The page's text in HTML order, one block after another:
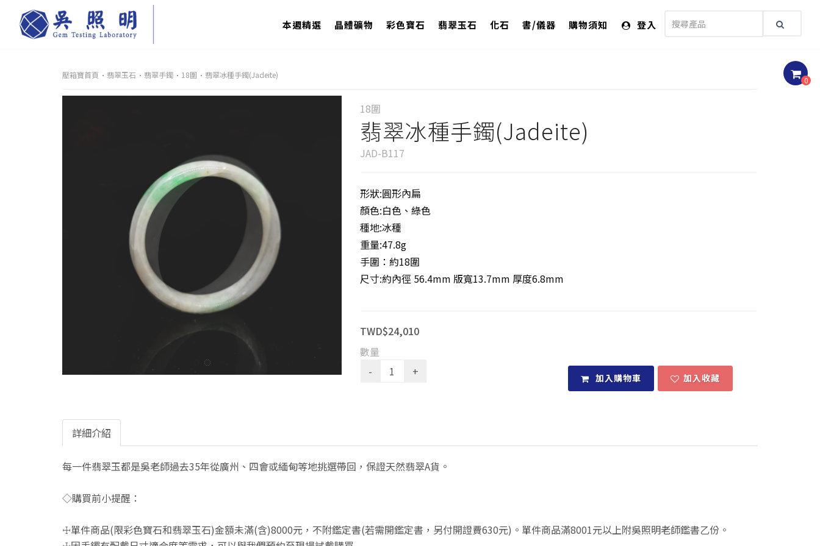
本週精選 晶體礦物 彩色寶石 翡翠玉石 化石 書/儀器 購物須知 登入
0
壓箱寶首頁 翡翠玉石 翡翠手鐲 18圍 翡翠冰種手鐲(Jadeite)
18圍
翡翠冰種手鐲(Jadeite)
JAD-B117
形狀:圓形內扁
顏色:白色、綠色
種地:冰種
重量:47.8g
手圍：約18圍
尺寸:約內徑 56.4mm 版寬13.7mm 厚度6.8mm
TWD$24,010
數量
加入購物車 加入收藏
詳細介紹
每一件翡翠玉都是吳老師過去35年從廣州、四會或緬甸等地挑選帶回，保證天然翡翠A貨。
◇購買前小提醒：
☩單件商品(限彩色寶石和翡翠玉石)金額未滿(含)8000元，不附鑑定書(若需開鑑定書，另付開證費630元)。單件商品滿8001元以上附吳照明老師鑑書乙份。